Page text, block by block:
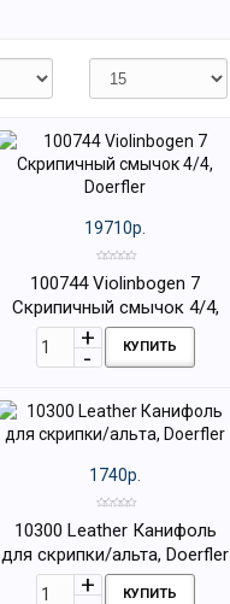
19710р.
100744 Violinbogen 7
Скрипичный смычок 4/4,
Doerfler
КУПИТЬ
1740р.
10300 Leather Канифоль
для скрипки/альта, Doerfler
КУПИТЬ